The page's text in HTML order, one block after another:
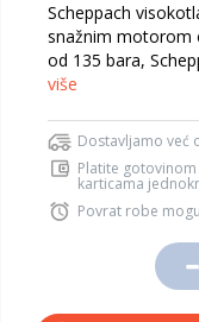
Scheppach
snažnim motorom
od 135 bara,
više
Dostavljamo već
Platite
karticama
Povrat robe